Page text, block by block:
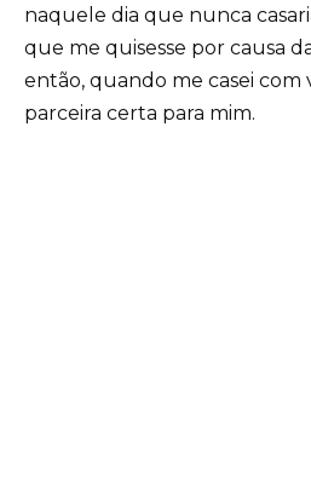
naquele dia que nunca
que me quisesse por causa
então, quando me casei com
parceira certa para mim.